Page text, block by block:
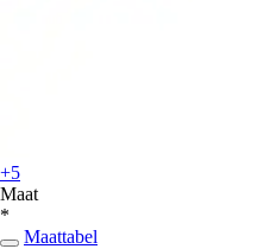
+5
Maat
*
Maattabel